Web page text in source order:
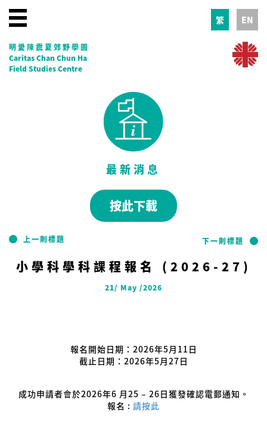
繁 EN
明愛陳震夏郊野學園
Caritas Chan Chun Ha
Field Studies Centre
最新消息
按此下載
上一則標題 下一則標題
小學科學科課程報名 (2026-27)
21/ May /2026
報名開始日期：2026年5月11日
截止日期：2026年5月27日
成功申請者會於2026年6 月25 – 26日獲發確認電郵通知。
報名 : 請按此